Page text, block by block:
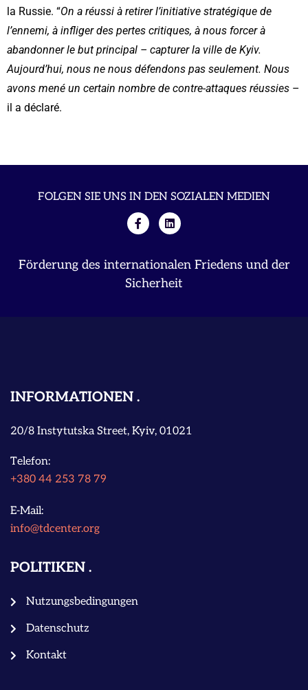
la Russie. “On a réussi à retirer l’initiative stratégique de
l’ennemi, à infliger des pertes critiques, à nous forcer à
abandonner le but principal – capturer la ville de Kyiv.
Aujourd’hui, nous ne nous défendons pas seulement. Nous
avons mené un certain nombre de contre-attaques réussies –
il a déclaré.
FOLGEN SIE UNS IN DEN SOZIALEN MEDIEN
Förderung des internationalen Friedens und der
Sicherheit
INFORMATIONEN
20/8 Instytutska Street, Kyiv, 01021
Telefon:
+380 44 253 78 79
E-Mail:
info@tdcenter.org
POLITIKEN
Nutzungsbedingungen
Datenschutz
Kontakt